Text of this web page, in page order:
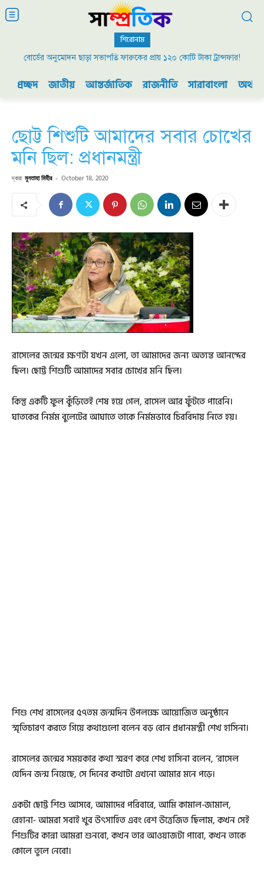
শিরোনাম
বোর্ডের অনুমোদন ছাড়া সভাপতি ফারুকের প্রায় ১২০ কোটি টাকা ট্রান্সফার!
২০০৯ এর বিডিআর বিদ্রোহ এবং ভারতের যুদ্ধ প্রস্তুতি
প্রচ্ছদ জাতীয় আন্তর্জাতিক রাজনীতি সারাবাংলা
ছোট্ট শিশুটি আমাদের সবার চোখের
মনি ছিল: প্রধানমন্ত্রী
দ্বারা মুনতাহা মিহীর - October 18, 2020
রাসেলের জন্মের ক্ষণটা যখন এলো, তা আমাদের জন্য অত্যন্ত আনন্দের
ছিল। ছোট্ট শিশুটি আমাদের সবার চোখের মনি ছিল।
কিন্তু একটি ফুল কুঁড়িতেই শেষ হয়ে গেল, রাসেল আর ফুঁটতে পারেনি।
ঘাতকের নির্মম বুলেটের আঘাতে তাকে নির্মমভাবে চিরবিদায় নিতে হয়।
শিশু শেখ রাসেলের ৫৭তম জন্মদিন উপলক্ষে আয়োজিত অনুষ্ঠানে
স্মৃতিচারণ করতে গিয়ে কথাগুলো বলেন বড় বোন প্রধানমন্ত্রী শেখ হাসিনা।
রাসেলের জন্মের সময়কার কথা স্মরণ করে শেখ হাসিনা বলেন, ‘রাসেল
যেদিন জন্ম নিয়েছে, সে দিনের কথাটা এখনো আমার মনে পড়ে।
একটা ছোট্ট শিশু আসবে, আমাদের পরিবারে, আমি কামাল-জামাল,
রেহানা- আমরা সবাই খুব উৎসাহিত এবং বেশ উত্তেজিত ছিলাম, কখন সেই
শিশুটির কান্না আমরা শুনবো, কখন তার আওয়াজটা পাবো, কখন তাকে
কোলে তুলে নেবো।